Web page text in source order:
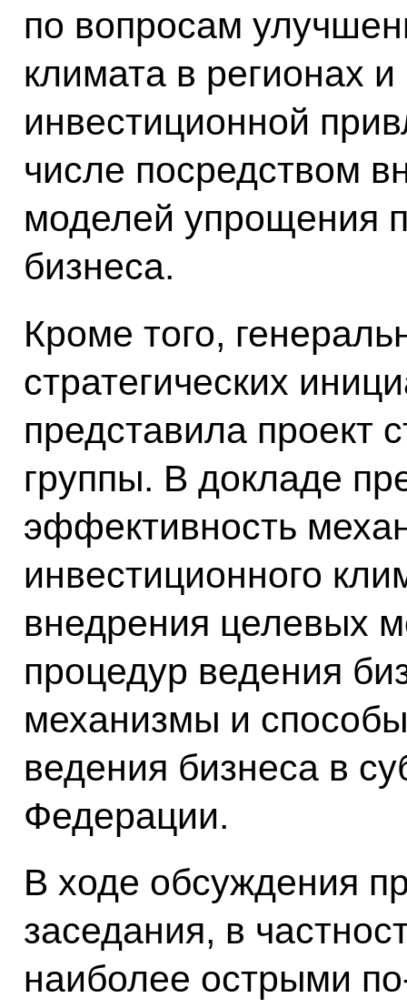
по вопросам
климата в регионах
инвестиционной
числе посредством
моделей упрощения
бизнеса.
Кроме того,
стратегических
представила проект
группы. В докладе
эффективность
инвестиционного
внедрения целевых
процедур ведения
механизмы и
ведения бизнеса в
Федерации.
В ходе обсуждения
заседания, в
наиболее острыми